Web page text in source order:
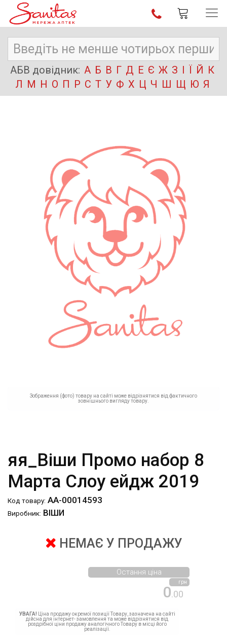
АБВ довідник: А Б В Г Д Е Є Ж З І Ї Й К
Л М Н О П Р С Т У Ф Х Ц Ч Ш Щ Ю Я
Зображення (фото) товару на сайті може відрізнятися від фактичного
зовнішнього вигляду товару.
яя_Віши Промо набор 8
Марта Слоу ейдж 2019
Код товару: АА-00014593
Виробник: ВІШИ
НЕМАЄ У ПРОДАЖУ
0.00
грн
Остання ціна
УВАГА! Ціна продажу окремої позиції Товару, зазначена на сайті
дійсна для інтернет- замовлення та може відрізнятися від
роздрібної ціни продажу аналогічного Товару в місці його
реалізації.